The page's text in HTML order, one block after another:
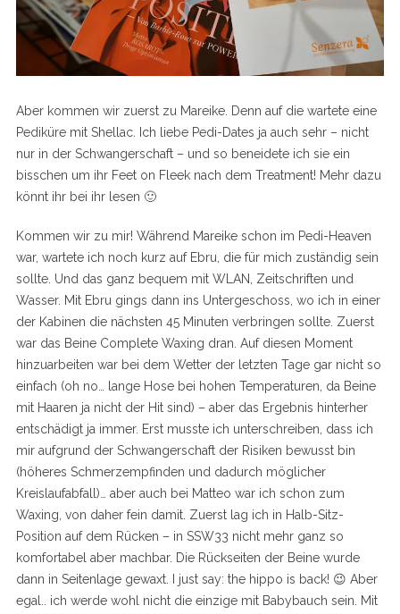
Aber kommen wir zuerst zu Mareike. Denn auf die wartete eine
Pediküre mit Shellac. Ich liebe Pedi-Dates ja auch sehr – nicht
nur in der Schwangerschaft – und so beneidete ich sie ein
bisschen um ihr Feet on Fleek nach dem Treatment! Mehr dazu
könnt ihr bei ihr lesen 🙂
Kommen wir zu mir! Während Mareike schon im Pedi-Heaven
war, wartete ich noch kurz auf Ebru, die für mich zuständig sein
sollte. Und das ganz bequem mit WLAN, Zeitschriften und
Wasser. Mit Ebru gings dann ins Untergeschoss, wo ich in einer
der Kabinen die nächsten 45 Minuten verbringen sollte. Zuerst
war das Beine Complete Waxing dran. Auf diesen Moment
hinzuarbeiten war bei dem Wetter der letzten Tage gar nicht so
einfach (oh no… lange Hose bei hohen Temperaturen, da Beine
mit Haaren ja nicht der Hit sind) – aber das Ergebnis hinterher
entschädigt ja immer. Erst musste ich unterschreiben, dass ich
mir aufgrund der Schwangerschaft der Risiken bewusst bin
(höheres Schmerzempfinden und dadurch möglicher
Kreislaufabfall)… aber auch bei Matteo war ich schon zum
Waxing, von daher fein damit. Zuerst lag ich in Halb-Sitz-
Position auf dem Rücken – in SSW33 nicht mehr ganz so
komfortabel aber machbar. Die Rückseiten der Beine wurde
dann in Seitenlage gewaxt. I just say: the hippo is back! 😉 Aber
egal.. ich werde wohl nicht die einzige mit Babybauch sein. Mit
e
a
r
c
f
o
r